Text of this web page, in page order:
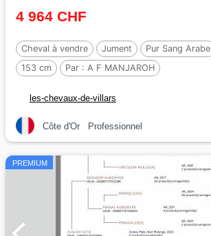
4 964 CHF
Cheval à vendre Jument Pur Sang Arabe
153 cm
Par : A F MANJAROH
les-chevaux-de-villars
Côte d'Or Professionnel
PREMIUM